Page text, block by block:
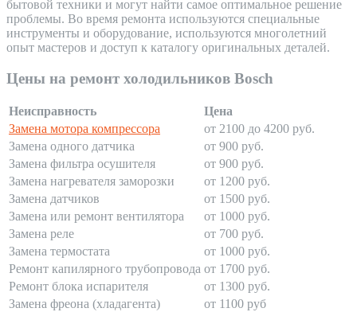
бытовой техники и могут найти самое оптимальное решение
проблемы. Во время ремонта используются специальные
инструменты и оборудование, используются многолетний
опыт мастеров и доступ к каталогу оригинальных деталей.
Цены на ремонт холодильников Bosch
Неисправность
Цена
Замена мотора компрессора
от 2100 до 4200 руб.
Замена одного датчика
от 900 руб.
Замена фильтра осушителя
от 900 руб.
Замена нагревателя заморозки
от 1200 руб.
Замена датчиков
от 1500 руб.
Замена или ремонт вентилятора
от 1000 руб.
Замена реле
от 700 руб.
Замена термостата
от 1000 руб.
Ремонт капилярного трубопровода от 1700 руб.
Ремонт блока испарителя
от 1300 руб.
Замена фреона (хладагента)
от 1100 руб